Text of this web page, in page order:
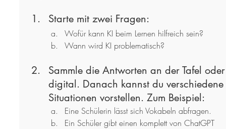
Starte mit zwei Fragen:
Wofür kann KI beim Lernen hilfreich sein?
Wann wird KI problematisch?
Sammle die Antworten an der Tafel
digital. Danach kannst du verschiedene
Situationen vorstellen. Zum Beispiel:
Eine Schülerin lässt sich Vokabeln abfragen.
Ein Schüler gibt einen komplett von ChatGPT